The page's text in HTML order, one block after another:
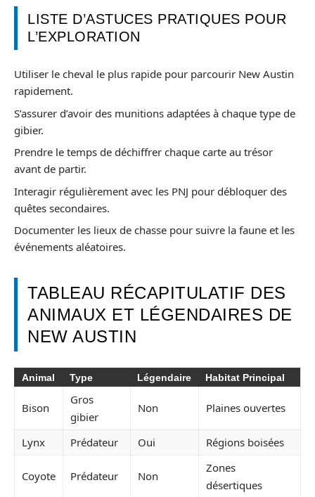
LISTE D’ASTUCES PRATIQUES POUR
L’EXPLORATION
Utiliser le cheval le plus rapide pour parcourir New Austin
rapidement.
S’assurer d’avoir des munitions adaptées à chaque type de
gibier.
Prendre le temps de déchiffrer chaque carte au trésor
avant de partir.
Interagir régulièrement avec les PNJ pour débloquer des
quêtes secondaires.
Documenter les lieux de chasse pour suivre la faune et les
événements aléatoires.
TABLEAU RÉCAPITULATIF DES
ANIMAUX ET LÉGENDAIRES DE
NEW AUSTIN
Animal Type Légendaire Habitat Principal
Bison
Gros
gibier
Non Plaines ouvertes
Lynx Prédateur Oui Régions boisées
Coyote Prédateur Non
Zones
désertiques